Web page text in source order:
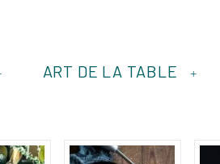
+
ART DE LA TABLE